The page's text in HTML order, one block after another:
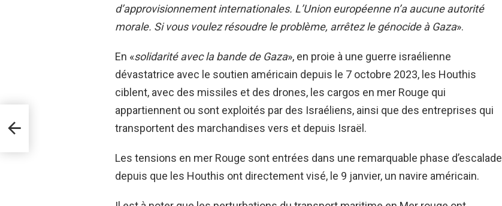
d’approvisionnement internationales. L’Union européenne n’a aucune autorité
morale. Si vous voulez résoudre le problème, arrêtez le génocide à Gaza».
En «solidarité avec la bande de Gaza», en proie à une guerre israélienne
dévastatrice avec le soutien américain depuis le 7 octobre 2023, les Houthis
ciblent, avec des missiles et des drones, les cargos en mer Rouge qui
appartiennent ou sont exploités par des Israéliens, ainsi que des entreprises qui
transportent des marchandises vers et depuis Israël.
Les tensions en mer Rouge sont entrées dans une remarquable phase d’escalade
depuis que les Houthis ont directement visé, le 9 janvier, un navire américain.